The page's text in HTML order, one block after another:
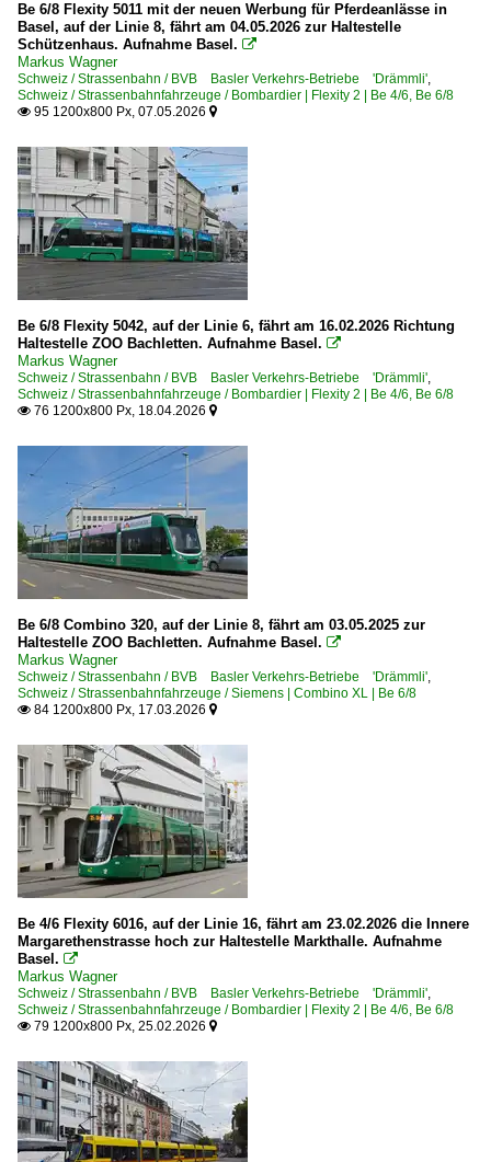
Be 6/8 Flexity 5011 mit der neuen Werbung für Pferdeanlässe in
Basel, auf der Linie 8, fährt am 04.05.2026 zur Haltestelle
Schützenhaus. Aufnahme Basel. 
Markus Wagner
Schweiz / Strassenbahn / BVB Basler Verkehrs-Betriebe 'Drämmli',
Schweiz / Strassenbahnfahrzeuge / Bombardier | Flexity 2 | Be 4/6, Be 6/8
 95 1200x800 Px, 07.05.2026 
Be 6/8 Flexity 5042, auf der Linie 6, fährt am 16.02.2026 Richtung
Haltestelle ZOO Bachletten. Aufnahme Basel. 
Markus Wagner
Schweiz / Strassenbahn / BVB Basler Verkehrs-Betriebe 'Drämmli',
Schweiz / Strassenbahnfahrzeuge / Bombardier | Flexity 2 | Be 4/6, Be 6/8
 76 1200x800 Px, 18.04.2026 
Be 6/8 Combino 320, auf der Linie 8, fährt am 03.05.2025 zur
Haltestelle ZOO Bachletten. Aufnahme Basel. 
Markus Wagner
Schweiz / Strassenbahn / BVB Basler Verkehrs-Betriebe 'Drämmli',
Schweiz / Strassenbahnfahrzeuge / Siemens | Combino XL | Be 6/8
 84 1200x800 Px, 17.03.2026 
Be 4/6 Flexity 6016, auf der Linie 16, fährt am 23.02.2026 die Innere
Margarethenstrasse hoch zur Haltestelle Markthalle. Aufnahme
Basel. 
Markus Wagner
Schweiz / Strassenbahn / BVB Basler Verkehrs-Betriebe 'Drämmli',
Schweiz / Strassenbahnfahrzeuge / Bombardier | Flexity 2 | Be 4/6, Be 6/8
 79 1200x800 Px, 25.02.2026 